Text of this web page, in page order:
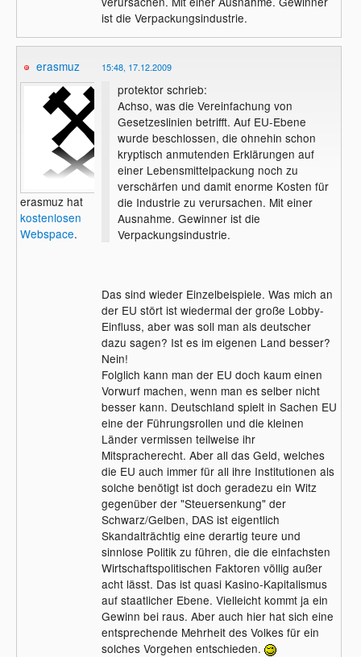
ist die Verpackungsindustrie.
erasmuz
erasmuz hat
kostenlosen
Webspace.
15:48, 17.12.2009
protektor schrieb:
Achso, was die Vereinfachung von
Gesetzeslinien betrifft. Auf EU-Ebene
wurde beschlossen, die ohnehin schon
kryptisch anmutenden Erklärungen auf
einer Lebensmittelpackung noch zu
verschärfen und damit enorme Kosten für
die Industrie zu verursachen. Mit einer
Ausnahme. Gewinner ist die
Verpackungsindustrie.
Das sind wieder Einzelbeispiele. Was mich an
der EU stört ist wiedermal der große Lobby-
Einfluss, aber was soll man als deutscher
dazu sagen? Ist es im eigenen Land besser?
Nein!
Folglich kann man der EU doch kaum einen
Vorwurf machen, wenn man es selber nicht
besser kann. Deutschland spielt in Sachen EU
eine der Führungsrollen und die kleinen
Länder vermissen teilweise ihr
Mitspracherecht. Aber all das Geld, welches
die EU auch immer für all ihre Institutionen als
solche benötigt ist doch geradezu ein Witz
gegenüber der "Steuersenkung" der
Schwarz/Gelben, DAS ist eigentlich
Skandalträchtig eine derartig teure und
sinnlose Politik zu führen, die die einfachsten
Wirtschaftspolitischen Faktoren völlig außer
acht lässt. Das ist quasi Kasino-Kapitalismus
auf staatlicher Ebene. Vielleicht kommt ja ein
Gewinn bei raus. Aber auch hier hat sich eine
entsprechende Mehrheit des Volkes für ein
solches Vorgehen entschieden.